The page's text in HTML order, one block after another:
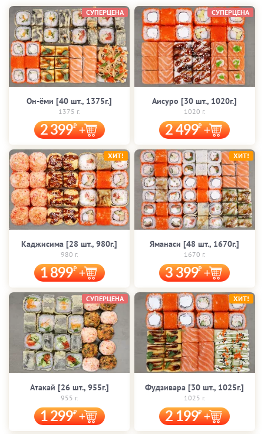
Он-ёми [40 шт., 1375г.]
1375 г.
2 399
СУПЕРЦЕНА
Аисуро [30 шт., 1020г.]
1020 г.
2 499
СУПЕРЦЕНА
Каджисима [28 шт., 980г.]
980 г.
1 899
ХИТ!
Яманаси [48 шт., 1670г.]
1670 г.
3 399
ХИТ!
Атакай [26 шт., 955г.]
955 г.
1 299
СУПЕРЦЕНА
Фудзивара [30 шт., 1025г.]
1025 г.
2 199
ХИТ!